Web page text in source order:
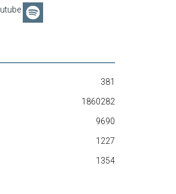
381
1860282
9690
1227
1354